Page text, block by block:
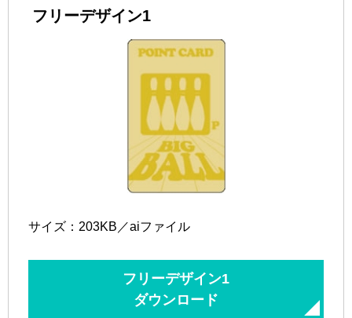
フリーデザイン1
サイズ：203KB／aiファイル
フリーデザイン1
ダウンロード